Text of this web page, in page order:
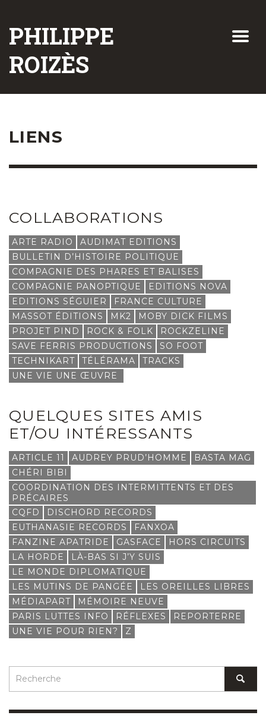
PHILIPPE
ROIZÈS
LIENS
COLLABORATIONS
ARTE RADIO
AUDIMAT EDITIONS
BULLETIN D’HISTOIRE POLITIQUE
COMPAGNIE DES PHARES ET BALISES
COMPAGNIE PANOPTIQUE
EDITIONS NOVA
EDITIONS SÉGUIER
FRANCE CULTURE
MASSOT ÉDITIONS
MK2
MOBY DICK FILMS
PROJET PIND
ROCK & FOLK
ROCKZELINE
SAVE FERRIS PRODUCTIONS
SO FOOT
TECHNIKART
TÉLÉRAMA
TRACKS
UNE VIE UNE ŒUVRE
QUELQUES SITES AMIS
ET/OU INTÉRESSANTS
ARTICLE 11 AUDREY PRUD’HOMME
BASTA MAG
CHÉRI BIBI
COORDINATION DES INTERMITTENTS ET DES
PRÉCAIRES
CQFD
DISCHORD RECORDS
EUTHANASIE RECORDS
FANXOA
FANZINE APATRIDE
GASFACE
HORS CIRCUITS
LA HORDE
LÀ-BAS SI J’Y SUIS
LE MONDE DIPLOMATIQUE
LES MUTINS DE PANGÉE
LES OREILLES LIBRES
MÉDIAPART
MÉMOIRE NEUVE
PARIS LUTTES INFO
RÉFLEXES
REPORTERRE
UNE VIE POUR RIEN?
Z